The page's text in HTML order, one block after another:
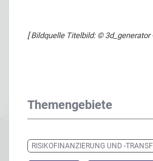
[ Bildquelle Titelbild: © 3d_generator
Themengebiete
RISIKOFINANZIERUNG UND -